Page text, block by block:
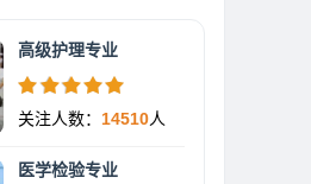
高级护理专业
关注人数： 14510人
医学检验专业